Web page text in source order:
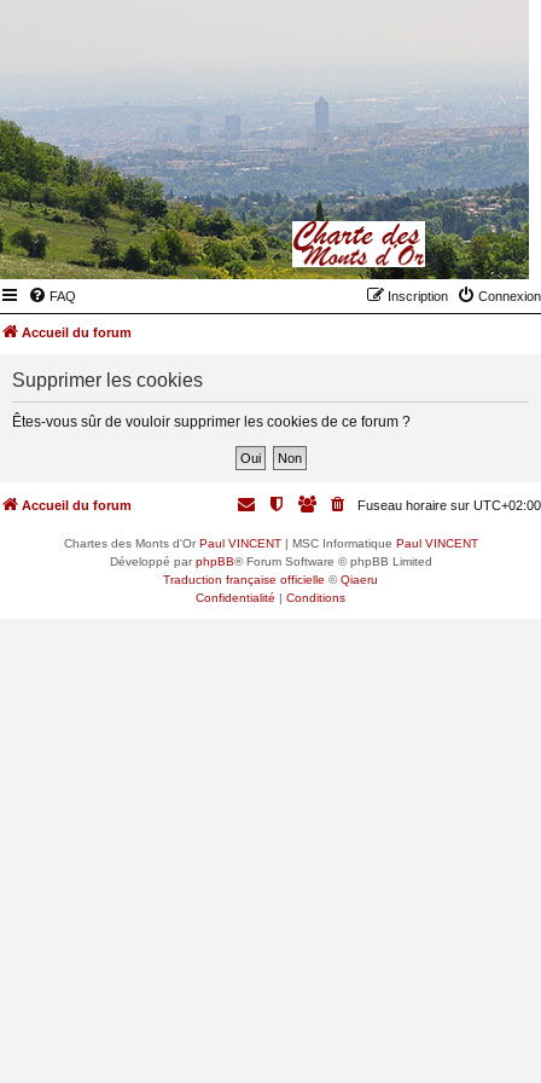
FAQ Connexion
Inscription
Accueil du forum
Supprimer les cookies
Êtes-vous sûr de vouloir supprimer les cookies de ce forum ?
Accueil du forum Fuseau horaire sur UTC+02:00
Chartes des Monts d'OrPaul VINCENT| MSC Informatique Paul VINCENT
Développé parphpBB® Forum Software © phpBB Limited
Traduction française officielle ©Qiaeru
Confidentialité | Conditions